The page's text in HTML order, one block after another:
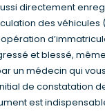
directement
des véhicules
et blessé,
un médecin qui
de constatation
est